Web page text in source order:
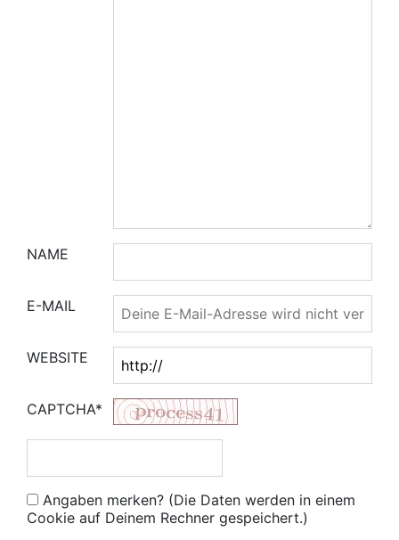
NAME
E-MAIL
WEBSITE
CAPTCHA*
Angaben merken? (Die Daten werden in einem
Cookie auf Deinem Rechner gespeichert.)